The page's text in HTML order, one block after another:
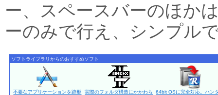
ー、スペースバーのほか
ーのみで行え、シンプル
ソフトライブラリからのおすすめソフト
不要なアプリケーションを跡形
実際のフォルダ構造にかかわら
64bit OSに完全対応。ハン